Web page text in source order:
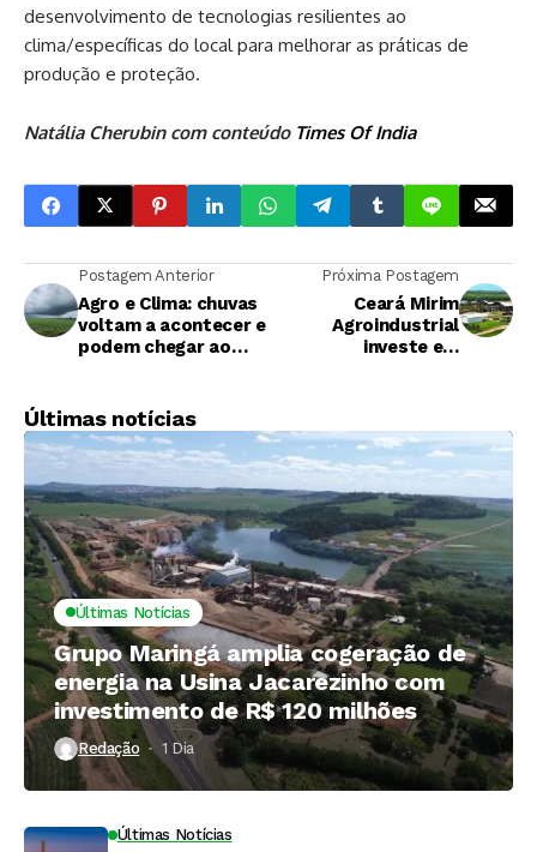
desenvolvimento de tecnologias resilientes ao
clima/específicas do local para melhorar as práticas de
produção e proteção.
Natália Cherubin com conteúdo Times Of India
Postagem Anterior
Agro e Clima: chuvas
voltam a acontecer e
podem chegar ao
Próxima Postagem
Ceará Mirim
Agroindustrial
investe em
Últimas notícias
Últimas Notícias
Grupo Maringá amplia cogeração de
energia na Usina Jacarezinho com
investimento de R$ 120 milhões
Redação 1 Dia ⁮
Últimas Notícias